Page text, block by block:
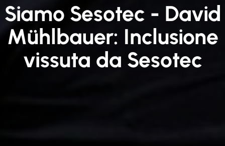
Siamo Sesotec - David
Mühlbauer: Inclusione
vissuta da Sesotec